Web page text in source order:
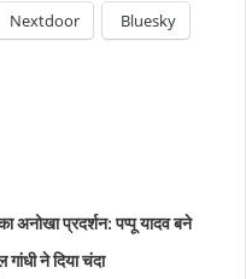
Nextdoor Bluesky
अनोखा प्रदर्शन: पप्पू यादव बने
गांधी ने दिया चंदा